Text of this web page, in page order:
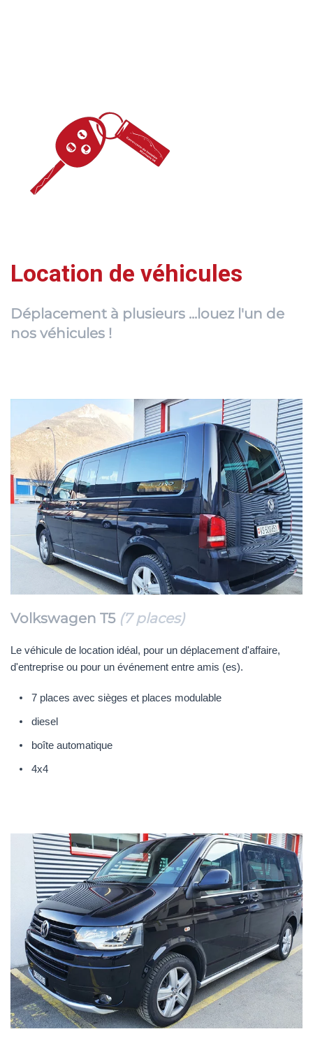
Location de véhicules
Déplacement à plusieurs ...louez l'un de
nos véhicules !
Volkswagen T5 (7 places)
Le véhicule de location idéal, pour un déplacement d'affaire,
d'entreprise ou pour un événement entre amis (es).
7 places avec sièges et places modulable
diesel
boîte automatique
4x4